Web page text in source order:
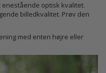
optisk kvalitet.
billedkvalitet. Prøv den
med enten højre eller